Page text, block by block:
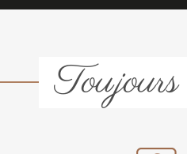
Toujours